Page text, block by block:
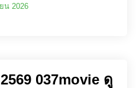
น 2026
037movie ดู